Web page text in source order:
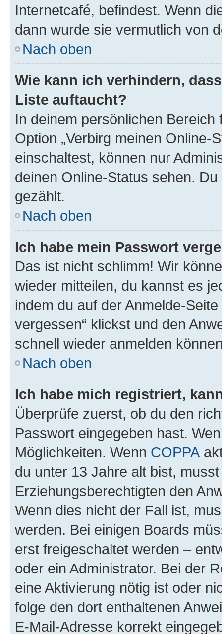
Internetcafé, befindest. Wenn
dann wurde sie vermutlich von
Nach oben
Wie kann ich verhindern,
Liste auftaucht?
In deinem persönlichen
Option „Verbirg meinen Online-
einschaltest, können nur
deinen Online-Status sehen.
gezählt.
Nach oben
Ich habe mein Passwort
Das ist nicht schlimm! Wir
wieder mitteilen, du kannst es
indem du auf der Anmelde-
vergessen“ klickst und den
schnell wieder anmelden
Nach oben
Ich habe mich registriert,
Überprüfe zuerst, ob du den
Passwort eingegeben hast.
Möglichkeiten. Wenn COPPA
du unter 13 Jahre alt bist,
Erziehungsberechtigten den
Wenn dies nicht der Fall ist,
werden. Bei einigen Boards
erst freigeschaltet werden –
oder ein Administrator. Bei der
eine Aktivierung nötig ist oder
folge den dort enthaltenen
E-Mail-Adresse korrekt